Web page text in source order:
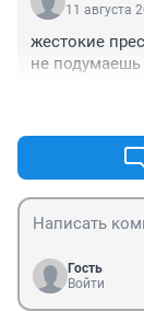
11 августа
жестокие
не подумаешь
Гость
Войти